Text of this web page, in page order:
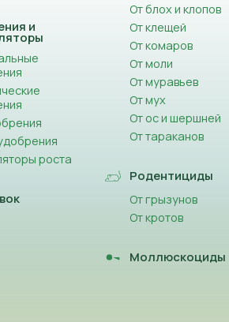
и
роста
От блох и клопов
От клещей
От комаров
От моли
От муравьев
От мух
От ос и шершней
От тараканов
Родентициды
От грызунов
От кротов
Моллюскоциды